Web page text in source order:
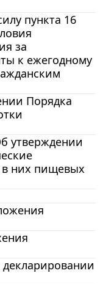
пункта 16
за
к ежегодному
Порядка
утверждении
в них пищевых